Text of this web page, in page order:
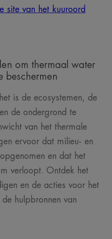
site van het kuuroord
om thermaal water
beschermen
is de ecosystemen, de
de ondergrond te
van het thermale
ervoor dat milieu- en
en dat het
verloopt. Ontdek het
en de acties voor het
hulpbronnen van